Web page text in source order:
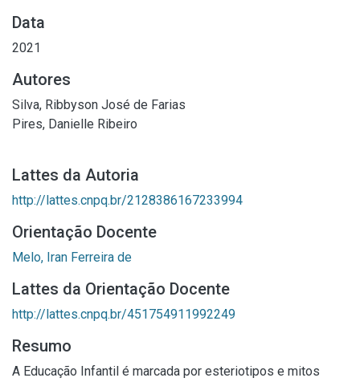
Data
2021
Autores
Silva, Ribbyson José de Farias
Pires, Danielle Ribeiro
Lattes da Autoria
http://lattes.cnpq.br/2128386167233994
Orientação Docente
Melo, Iran Ferreira de
Lattes da Orientação Docente
http://lattes.cnpq.br/451754911992249
Resumo
A Educação Infantil é marcada por esteriotipos e mitos